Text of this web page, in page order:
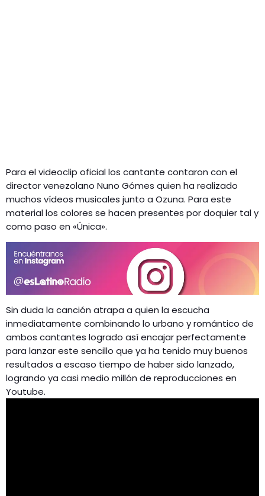
Para el videoclip oficial los cantante contaron con el
director venezolano Nuno Gómes quien ha realizado
muchos vídeos musicales junto a Ozuna. Para este
material los colores se hacen presentes por doquier tal y
como paso en «Única».
Sin duda la canción atrapa a quien la escucha
inmediatamente combinando lo urbano y romántico de
ambos cantantes logrado así encajar perfectamente
para lanzar este sencillo que ya ha tenido muy buenos
resultados a escaso tiempo de haber sido lanzado,
logrando ya casi medio millón de reproducciones en
Youtube.